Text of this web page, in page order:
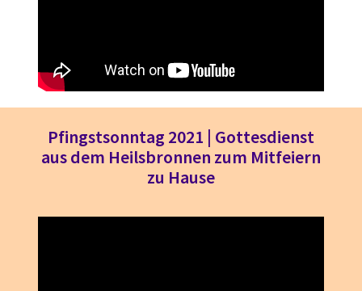
Pfingstsonntag 2021 | Gottesdienst
aus dem Heilsbronnen zum Mitfeiern
zu Hause